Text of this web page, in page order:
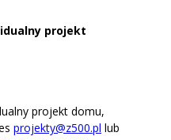
projekt
projekt domu,
projekty@z500.pl lub